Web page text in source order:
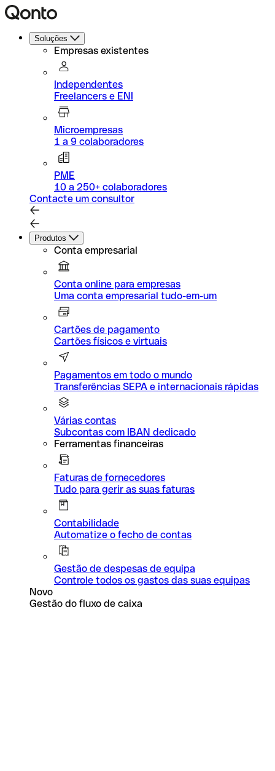
Soluções
Empresas existentes
Independentes
Freelancers e ENI
Microempresas
1 a 9 colaboradores
PME
10 a 250+ colaboradores
Contacte um consultor
Produtos
Conta empresarial
Conta online para empresas
Uma conta empresarial tudo-em-um
Cartões de pagamento
Cartões físicos e virtuais
Pagamentos em todo o mundo
Transferências SEPA e internacionais rápidas
Várias contas
Subcontas com IBAN dedicado
Ferramentas financeiras
Faturas de fornecedores
Tudo para gerir as suas faturas
Contabilidade
Automatize o fecho de contas
Gestão de despesas de equipa
Controle todos os gastos das suas equipas
Novo
Gestão do fluxo de caixa